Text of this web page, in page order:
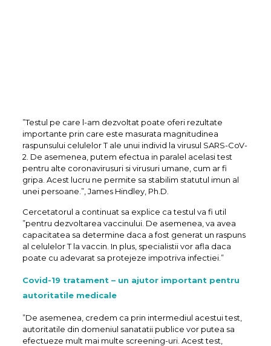
”Testul pe care l-am dezvoltat poate oferi rezultate
importante prin care este masurata magnitudinea
raspunsului celulelor T ale unui individ la virusul SARS-CoV-
2. De asemenea, putem efectua in paralel acelasi test
pentru alte coronavirusuri si virusuri umane, cum ar fi
gripa. Acest lucru ne permite sa stabilim statutul imun al
unei persoane.”, James Hindley, Ph.D.
Cercetatorul a continuat sa explice ca testul va fi util
”pentru dezvoltarea vaccinului. De asemenea, va avea
capacitatea sa determine daca a fost generat un raspuns
al celulelor T la vaccin. In plus, specialistii vor afla daca
poate cu adevarat sa protejeze impotriva infectiei.”
Covid-19 tratament – un ajutor important pentru
autoritatile medicale
”De asemenea, credem ca prin intermediul acestui test,
autoritatile din domeniul sanatatii publice vor putea sa
efectueze mult mai multe screening-uri. Acest test,